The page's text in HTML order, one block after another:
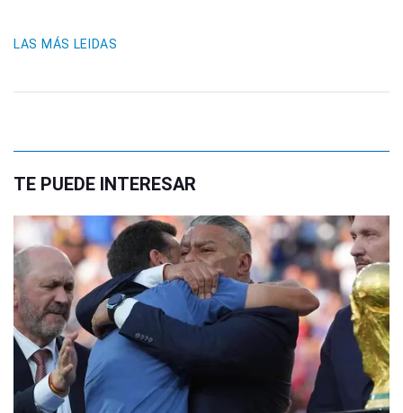
LAS MÁS LEIDAS
TE PUEDE INTERESAR